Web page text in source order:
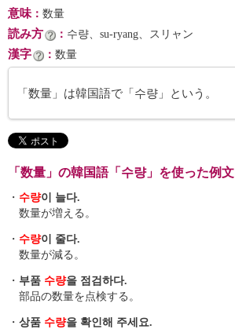
意味： 数量
読み方 ： 수량、su-ryang、スリャン
漢字 ： 数量
「数量」は韓国語で「수량」という。
「数量」の韓国語「수량」を使った例文
・ 수량이 늘다.
数量が増える。
・ 수량이 줄다.
数量が減る。
・ 부품 수량을 점검하다.
部品の数量を点検する。
・ 상품 수량을 확인해 주세요.